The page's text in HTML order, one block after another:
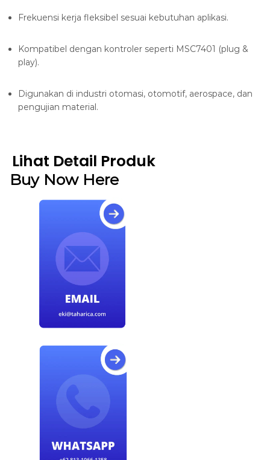
Frekuensi kerja fleksibel sesuai kebutuhan aplikasi.
Kompatibel dengan kontroler seperti MSC7401 (plug &
play).
Digunakan di industri otomasi, otomotif, aerospace, dan
pengujian material.
Lihat Detail Produk
Buy Now Here